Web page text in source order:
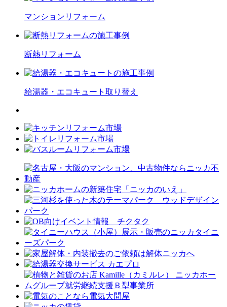
マンション リフォーム
断熱リフォーム
給湯器・エコキュート 取り替え